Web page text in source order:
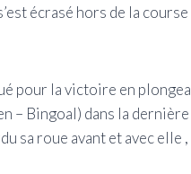
écrasé hors de la
pour la victoire en
– Bingoal) dans la
sa roue avant et avec